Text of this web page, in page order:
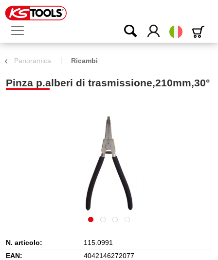
Italiano
Panoramica Ricambi
Pinza p.alberi di trasmissione,210mm,30°
N. articolo:
115.0991
EAN:
4042146272077